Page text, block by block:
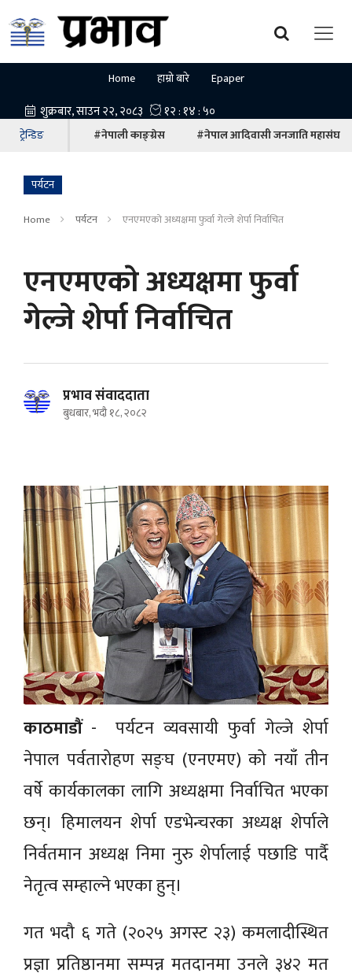
Home हाम्रो बारे Epaper
ट्रेन्डिङ #नेपाली काङ्ग्रेस #नेपाल आदिवासी जनजाति महासंघ
पर्यटन
Home पर्यटन एनएमएकाे अध्यक्षमा फुर्वा गेल्जे शेर्पा निर्वाचित
एनएमएकाे अध्यक्षमा फुर्वा
गेल्जे शेर्पा निर्वाचित
प्रभाव संवाददाता
बुधबार, भदौ १८, २०८२
काठमाडौं- पर्यटन व्यवसायी फुर्वा गेल्जे शेर्पा
नेपाल पर्वतारोहण सङ्घ (एनएमए) को नयाँ तीन
वर्षे कार्यकालका लागि अध्यक्षमा निर्वाचित भएका
छन्। हिमालयन शेर्पा एडभेन्चरका अध्यक्ष शेर्पाले
निर्वतमान अध्यक्ष निमा नुरु शेर्पालाई पछाडि पार्दै
नेतृत्व सम्हाल्ने भएका हुन्।
गत भदौ ६ गते (२०२५ अगस्ट २३) कमलादीस्थित
प्रज्ञा प्रतिष्ठानमा सम्पन्न मतदानमा उनले ३४२ मत